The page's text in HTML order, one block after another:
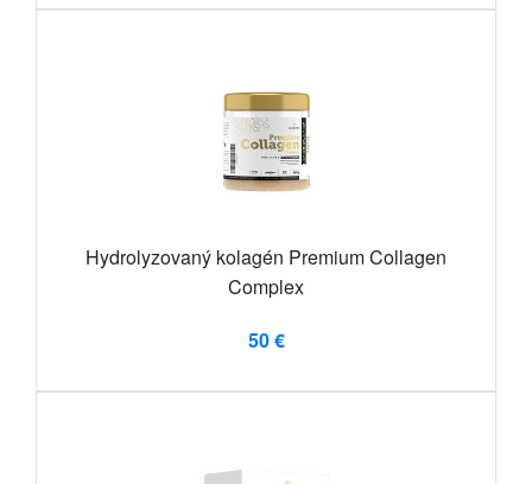
Hydrolyzovaný kolagén Premium Collagen
Complex
50 €